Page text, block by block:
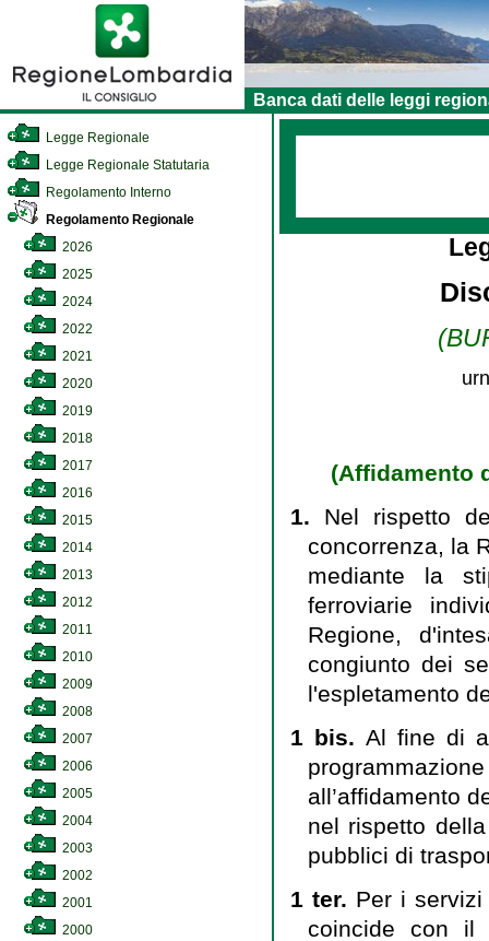
Banca dati delle leggi
Legge Regionale
Legge Regionale Statutaria
Regolamento Interno
Regolamento Regionale
2026
2025
2024
2022
2021
2020
2019
2018
2017
2016
2015
2014
2013
2012
2011
2010
2009
2008
2007
2006
2005
2004
2003
2002
2001
2000
(Affidamento
1. Nel rispetto
concorrenza, la
mediante la
ferroviarie
Regione,
congiunto dei
l'espletamento
1 bis.Al fine di
all’affidamento
nel rispetto
pubblici di
1 ter. Per i
coincide con il